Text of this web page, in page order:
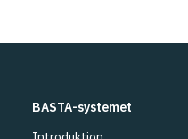
BASTA-systemet